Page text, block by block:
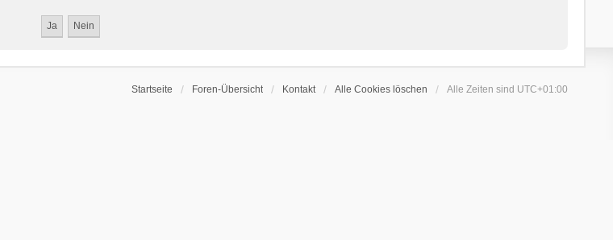
Startseite Foren-Übersicht Kontakt Alle Cookies löschen Alle Zeiten sind UTC+01:00